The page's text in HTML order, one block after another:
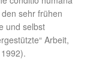
sehr frühen
und selbst
Arbeit,